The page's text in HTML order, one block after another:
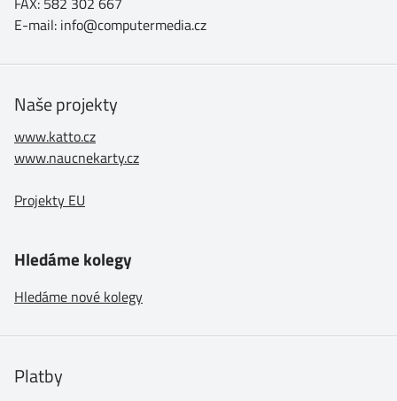
E-mail: info@computermedia.cz
Naše projekty
www.katto.cz
www.naucnekarty.cz
Projekty EU
Hledáme kolegy
Hledáme nové kolegy
Platby